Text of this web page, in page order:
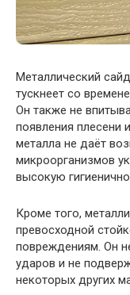
Металлический
тускнеет со
Он также не
появления плесени
металла не даёт
микроорганизмов
высокую
Кроме того,
превосходной
повреждениям. Он
ударов и не
некоторых других